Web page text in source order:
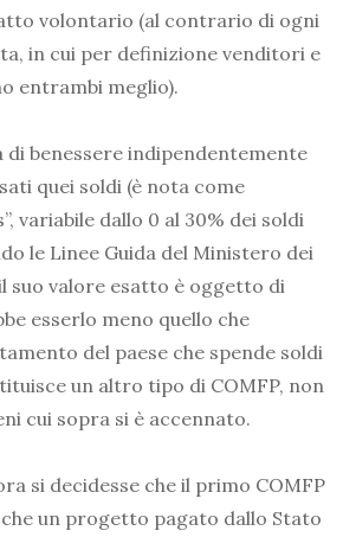
volontario (al contrario di ogni
in cui per definizione venditori e
entrambi meglio).
di benessere indipendentemente
quei soldi (è nota come
variabile dallo 0 al 30% dei soldi
le Linee Guida del Ministero dei
suo valore esatto è oggetto di
esserlo meno quello che
del paese che spende soldi
un altro tipo di COMFP, non
cui sopra si è accennato.
si decidesse che il primo COMFP
che un progetto pagato dallo Stato